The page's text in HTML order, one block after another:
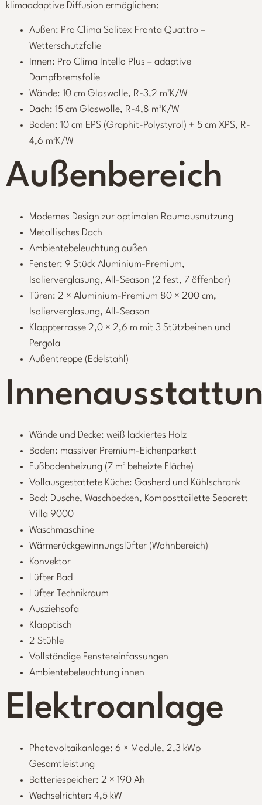
klimaadaptive Diffusion ermöglichen:
Außen: Pro Clima Solitex Fronta Quattro –
Wetterschutzfolie
Innen: Pro Clima Intello Plus – adaptive
Dampfbremsfolie
Wände: 10 cm Glaswolle, R-3,2 m²K/W
Dach: 15 cm Glaswolle, R-4,8 m²K/W
Boden: 10 cm EPS (Graphit-Polystyrol) + 5 cm XPS, R-
4,6 m²K/W
Außenbereich
Modernes Design zur optimalen Raumausnutzung
Metallisches Dach
Ambientebeleuchtung außen
Fenster: 9 Stück Aluminium-Premium,
Isolierverglasung, All-Season (2 fest, 7 öffenbar)
Türen: 2 × Aluminium-Premium 80 × 200 cm,
Isolierverglasung, All-Season
Klappterrasse 2,0 × 2,6 m mit 3 Stützbeinen und
Pergola
Außentreppe (Edelstahl)
Wände und Decke: weiß lackiertes Holz
Boden: massiver Premium-Eichenparkett
Fußbodenheizung (7 m² beheizte Fläche)
Vollausgestattete Küche: Gasherd und Kühlschrank
Bad: Dusche, Waschbecken, Komposttoilette Separett
Villa 9000
Waschmaschine
Wärmerückgewinnungslüfter (Wohnbereich)
Konvektor
Lüfter Bad
Lüfter Technikraum
Ausziehsofa
Klapptisch
2 Stühle
Vollständige Fenstereinfassungen
Ambientebeleuchtung innen
Elektroanlage
Photovoltaikanlage: 6 × Module, 2,3 kWp
Gesamtleistung
Batteriespeicher: 2 × 190 Ah
Wechselrichter: 4,5 kW